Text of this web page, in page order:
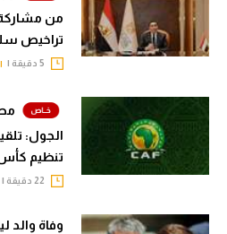
من مشاركة
تراخيص
الجول:
تنظيم كأس
وفاة والد